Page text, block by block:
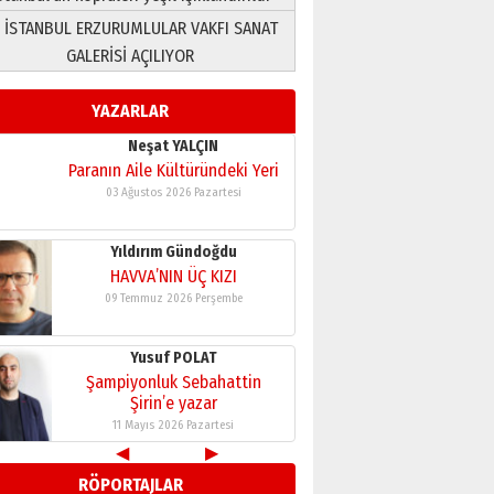
ERZURUMLULAR VAKFI SANAT
GALERİSİ AÇILIYOR
YAZARLAR
Yusuf POLAT
Şampiyonluk Sebahattin
Şirin’e yazar
11 Mayıs 2026 Pazartesi
Neşat YALÇIN
Paranın Aile Kültüründeki Yeri
03 Ağustos 2026 Pazartesi
Yıldırım Gündoğdu
HAVVA’NIN ÜÇ KIZI
09 Temmuz 2026 Perşembe
Yusuf POLAT
Şampiyonluk Sebahattin
Şirin’e yazar
11 Mayıs 2026 Pazartesi
Neşat YALÇIN
Paranın Aile Kültüründeki Yeri
◀
▶
RÖPORTAJLAR